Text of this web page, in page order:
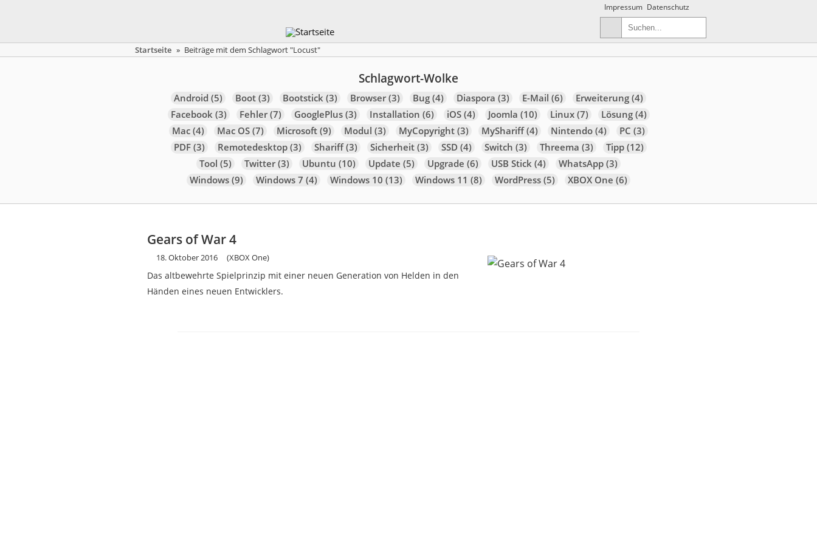
Impressum Datenschutz
Startseite » Beiträge mit dem Schlagwort "Locust"
Schlagwort-Wolke
Android (5) Boot(3) Bootstick(3) Browser(3) Bug(4) Diaspora (3) E-Mail (6) Erweiterung(4)
Facebook(3) Fehler(7) GooglePlus(3) Installation (6) iOS(4) Joomla (10) Linux(7) Lösung(4)
Mac(4) Mac OS(7) Microsoft(9) Modul (3) MyCopyright(3) MyShariff(4) Nintendo(4) PC (3)
PDF(3) Remotedesktop(3) Shariff(3) Sicherheit(3) SSD (4) Switch (3) Threema (3) Tipp(12)
Tool (5) Twitter(3) Ubuntu (10) Update (5) Upgrade (6) USB Stick(4) WhatsApp(3)
Windows(9) Windows 7 (4) Windows 10 (13) Windows 11 (8) WordPress(5) XBOX One (6)
Gears of War 4
18. Oktober 2016 (XBOX One)
Das altbewehrte Spielprinzip mit einer neuen Generation von Helden in den
Händen eines neuen Entwicklers.